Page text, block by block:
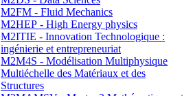
M2FM - Fluid Mechanics
M2HEP - High Energy physics
M2ITIE - Innovation Technologique :
ingénierie et entrepreneuriat
M2M4S - Modélisation Multiphysique
Multiéchelle des Matériaux et des
Structures